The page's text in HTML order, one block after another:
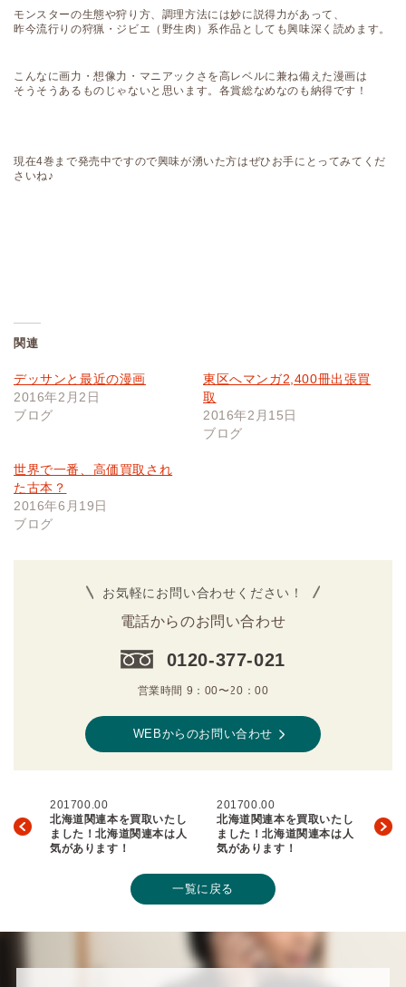
モンスターの生態や狩り方、調理方法には妙に説得力があって、
昨今流行りの狩猟・ジビエ（野生肉）系作品としても興味深く読めます。
こんなに画力・想像力・マニアックさを高レベルに兼ね備えた漫画は
そうそうあるものじゃないと思います。各賞総なめなのも納得です！
現在4巻まで発売中ですので興味が湧いた方はぜひお手にとってみてくだ
さいね♪
関連
デッサンと最近の漫画
2016年2月2日
ブログ
東区へマンガ2,400冊出張買
取
2016年2月15日
ブログ
世界で一番、高価買取され
た古本？
2016年6月19日
ブログ
お気軽にお問い合わせください！
電話からのお問い合わせ
0120-377-021
営業時間 9：00〜20：00
WEBからのお問い合わせ
201700.00
北海道関連本を買取いたし
ました！北海道関連本は人
気があります！
201700.00
北海道関連本を買取いたし
ました！北海道関連本は人
気があります！
一覧に戻る